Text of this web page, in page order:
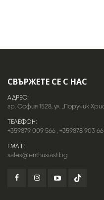
СВЪРЖЕТЕ СЕ С НАС
АДРЕС:
гр. София 1528, ул. „Поручик
ТЕЛЕФОН:
+359879 009 566,+359878 903
EMAIL:
sales@enthusiast.bg